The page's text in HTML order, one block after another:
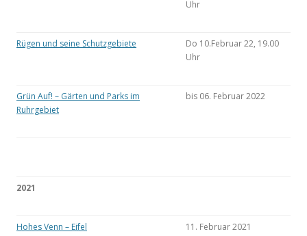
Uhr
Rügen und seine Schutzgebiete
Do 10.Februar 22, 19.00
Uhr
Grün Auf! – Gärten und Parks im
Ruhrgebiet
bis 06. Februar 2022
2021
Hohes Venn – Eifel 11. Februar 2021